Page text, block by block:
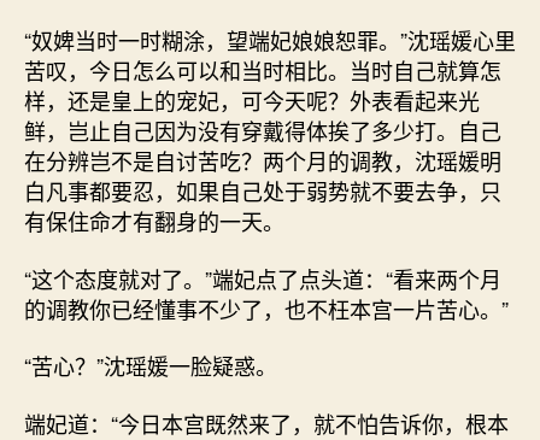
“奴婢当时一时糊涂，望端妃娘娘恕罪。”沈瑶媛心里
苦叹，今日怎么可以和当时相比。当时自己就算怎
样，还是皇上的宠妃，可今天呢？外表看起来光
鲜，岂止自己因为没有穿戴得体挨了多少打。自己
在分辨岂不是自讨苦吃？两个月的调教，沈瑶媛明
白凡事都要忍，如果自己处于弱势就不要去争，只
有保住命才有翻身的一天。
“这个态度就对了。”端妃点了点头道：“看来两个月
的调教你已经懂事不少了，也不枉本宫一片苦心。”
“苦心？”沈瑶媛一脸疑惑。
端妃道：“今日本宫既然来了，就不怕告诉你，根本